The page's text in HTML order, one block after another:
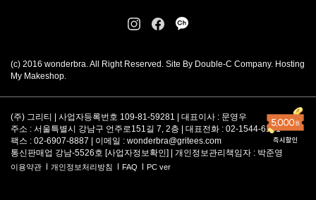
(c) 2016 wonderbra. All Right Reserved. Site By Double-C Company. Hosting
My Makeshop.
(주) 그리티 | 사업자등록번호 109-81-59281 | 대표이사 : 문영우
주소 : 서울특별시 강남구 언주로151길 7, 2층 | 대표전화 : 02-1544-6101
팩스 : 02-6907-8887 | 이메일 : wonderbra@gritees.com
통신판매업 강남-5526호 [사업자정보확인] | 개인정보관리책임자 : 박준영
이용약관 개인정보처리방침 FAQ PC ver